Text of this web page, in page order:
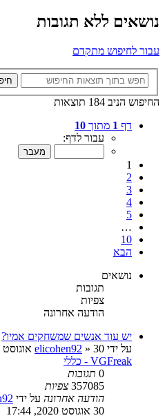
נושאים ללא תגובות
עבור לחיפוש מתקדם
החיפוש הניב 184 תוצאות
דף 1 מתוך 10
עבור לדף:
1
2
3
4
5
…
10
הבא
נושאים
תגובות
צפיות
הודעה אחרונה
יש עוד אנשים שמשחקים אמיו?
על ידי
elicohen92 » 30 אוגוסט 2020, 17:44
VGFreak - כללי
0 תגובות
357085 צפיות
הודעה אחרונה על ידי
30 אוגוסט 2020, 17:44